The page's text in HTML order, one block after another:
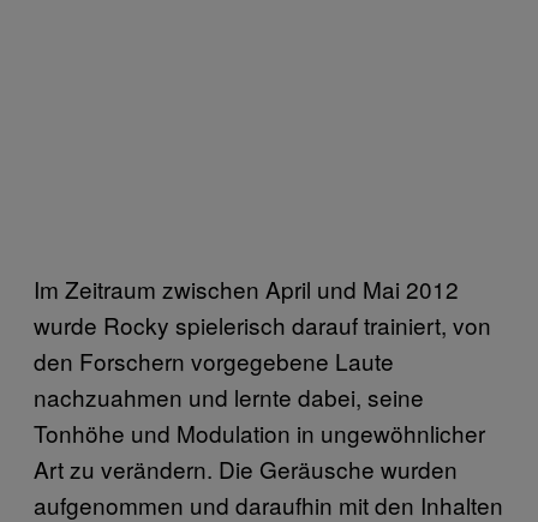
Im Zeitraum zwischen April und Mai 2012
wurde Rocky spielerisch darauf trainiert, von
den Forschern vorgegebene Laute
nachzuahmen und lernte dabei, seine
Tonhöhe und Modulation in ungewöhnlicher
Art zu verändern. Die Geräusche wurden
aufgenommen und daraufhin mit den Inhalten